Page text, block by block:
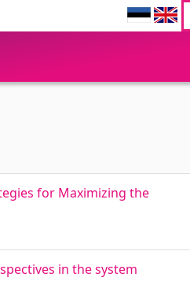
for Maximizing the
in the system